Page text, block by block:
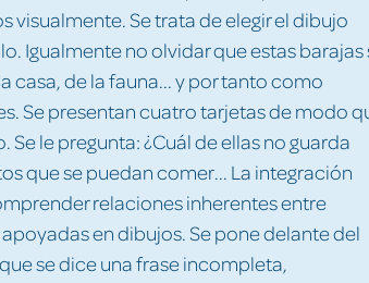
Se trata de elegir el dibujo
Igualmente no olvidar que estas barajas
casa, de la fauna... y por tanto como
Se presentan cuatro tarjetas de modo
le pregunta: ¿Cuál de ellas no guarda
que se puedan comer... La integración
relaciones inherentes entre
en dibujos. Se pone delante del
que se dice una frase incompleta,